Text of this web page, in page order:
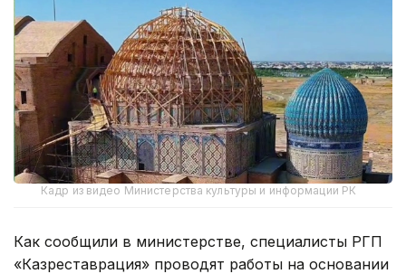
Кадр из видео Министерства культуры и информации РК
Как сообщили в министерстве, специалисты РГП
«Казреставрация» проводят работы на основании